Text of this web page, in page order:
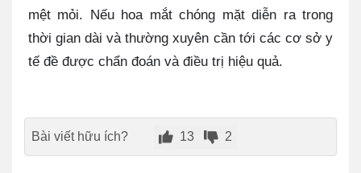
mệt mỏi. Nếu hoa mắt chóng mặt diễn ra trong
thời gian dài và thường xuyên cần tới các cơ sở y
tế đề được chẩn đoán và điều trị hiệu quả.
Bài viết hữu ích? 13 2